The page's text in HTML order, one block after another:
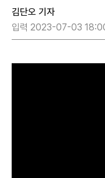
김단오 기자
입력 2023-07-03